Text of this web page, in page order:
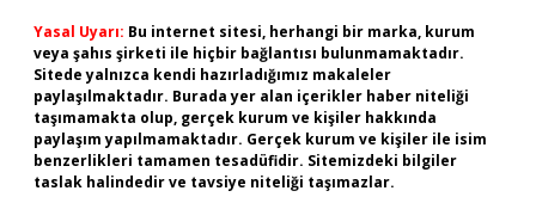
Yasal Uyarı: Bu internet sitesi, herhangi bir marka, kurum
veya şahıs şirketi ile hiçbir bağlantısı bulunmamaktadır.
Sitede yalnızca kendi hazırladığımız makaleler
paylaşılmaktadır. Burada yer alan içerikler haber niteliği
taşımamakta olup, gerçek kurum ve kişiler hakkında
paylaşım yapılmamaktadır. Gerçek kurum ve kişiler ile isim
benzerlikleri tamamen tesadüfidir. Sitemizdeki bilgiler
taslak halindedir ve tavsiye niteliği taşımazlar.